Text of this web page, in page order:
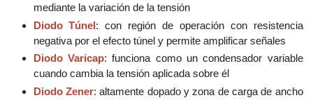
mediante la variación de la tensión
Diodo Túnel: con región de operación con resistencia
negativa por el efecto túnel y permite amplificar señales
Diodo Varicap: funciona como un condensador variable
cuando cambia la tensión aplicada sobre él
Diodo Zener: altamente dopado y zona de carga de ancho